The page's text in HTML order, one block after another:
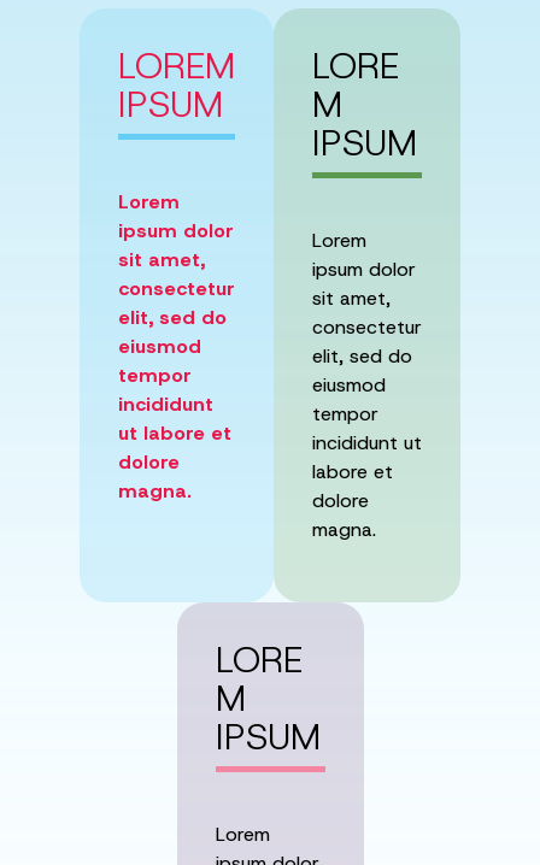
LOREM
IPSUM
Lorem
ipsum dolor
sit amet,
consectetur
elit, sed do
eiusmod
tempor
incididunt
ut labore et
dolore
magna.
LORE
M
IPSUM
Lorem
ipsum dolor
sit amet,
consectetur
elit, sed do
eiusmod
tempor
incididunt ut
labore et
dolore
magna.
LORE
M
IPSUM
Lorem